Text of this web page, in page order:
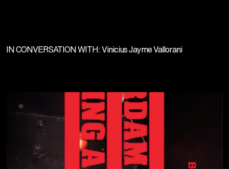
IN CONVERSATION WITH: Vinicius Jayme Vallorani